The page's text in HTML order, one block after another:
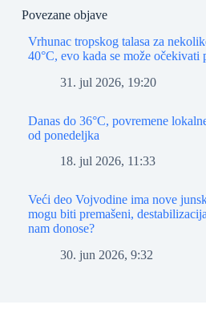
Povezane objave
Vrhunac tropskog talasa za
40°C, evo kada se može očekivati
31. jul 2026, 19:20
Danas do 36°C, povremene
od ponedeljka
18. jul 2026, 11:33
Veći deo Vojvodine ima nove
mogu biti premašeni,
nam donose?
30. jun 2026, 9:32